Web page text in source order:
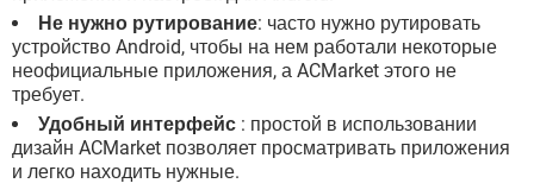
Не нужно рутирование: часто нужно рутировать
устройство Android, чтобы на нем работали некоторые
неофициальные приложения, а ACMarket этого не
требует.
Удобный интерфейс : простой в использовании
дизайн ACMarket позволяет просматривать приложения
и легко находить нужные.